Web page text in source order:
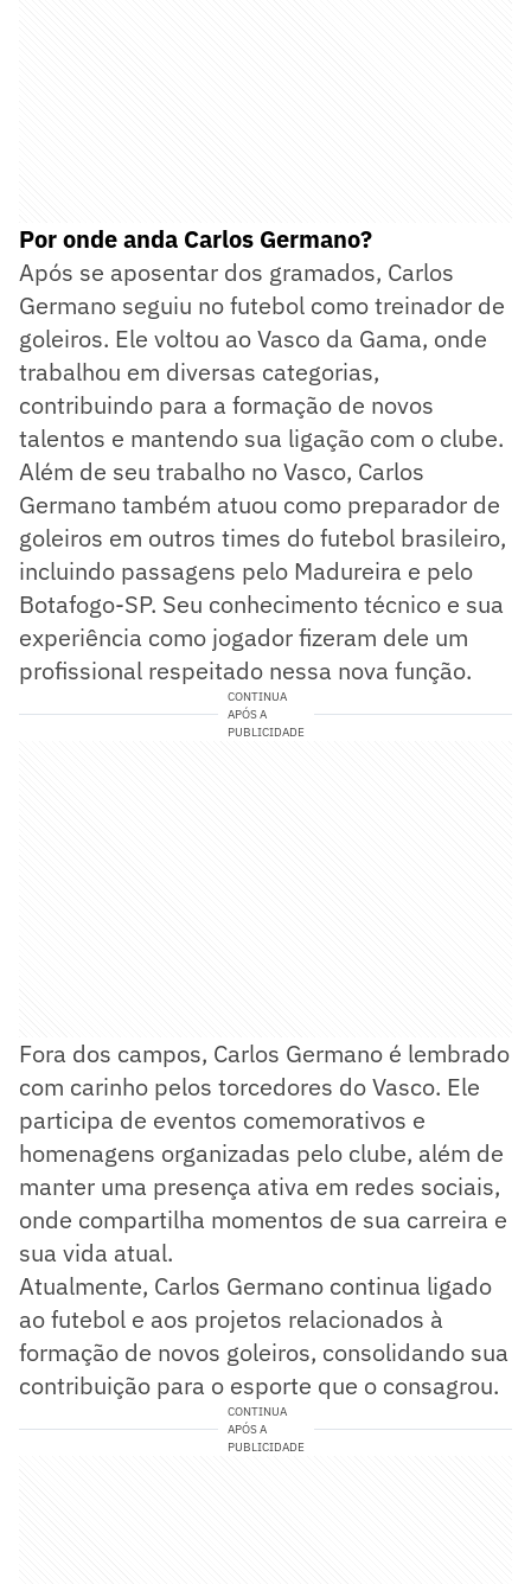
Por onde anda Carlos Germano?
Após se aposentar dos gramados, Carlos
Germano seguiu no futebol como treinador de
goleiros. Ele voltou ao Vasco da Gama, onde
trabalhou em diversas categorias,
contribuindo para a formação de novos
talentos e mantendo sua ligação com o clube.
Além de seu trabalho no Vasco, Carlos
Germano também atuou como preparador de
goleiros em outros times do futebol brasileiro,
incluindo passagens pelo Madureira e pelo
Botafogo-SP. Seu conhecimento técnico e sua
experiência como jogador fizeram dele um
profissional respeitado nessa nova função.
CONTINUA
APÓS A
PUBLICIDADE
Fora dos campos, Carlos Germano é lembrado
com carinho pelos torcedores do Vasco. Ele
participa de eventos comemorativos e
homenagens organizadas pelo clube, além de
manter uma presença ativa em redes sociais,
onde compartilha momentos de sua carreira e
sua vida atual.
Atualmente, Carlos Germano continua ligado
ao futebol e aos projetos relacionados à
formação de novos goleiros, consolidando sua
contribuição para o esporte que o consagrou.
CONTINUA
APÓS A
PUBLICIDADE